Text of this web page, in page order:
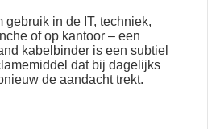
gebruik in de IT, techniek,
of op kantoor – een
kabelbinder is een subtiel
dat bij dagelijks
de aandacht trekt.